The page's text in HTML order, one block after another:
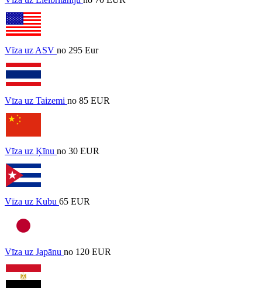
Vīza uz ASV no 295 Eur
Vīza uz Taizemi no 85 EUR
Vīza uz Ķīnu no 30 EUR
Vīza uz Kubu 65 EUR
Vīza uz Japānu no 120 EUR